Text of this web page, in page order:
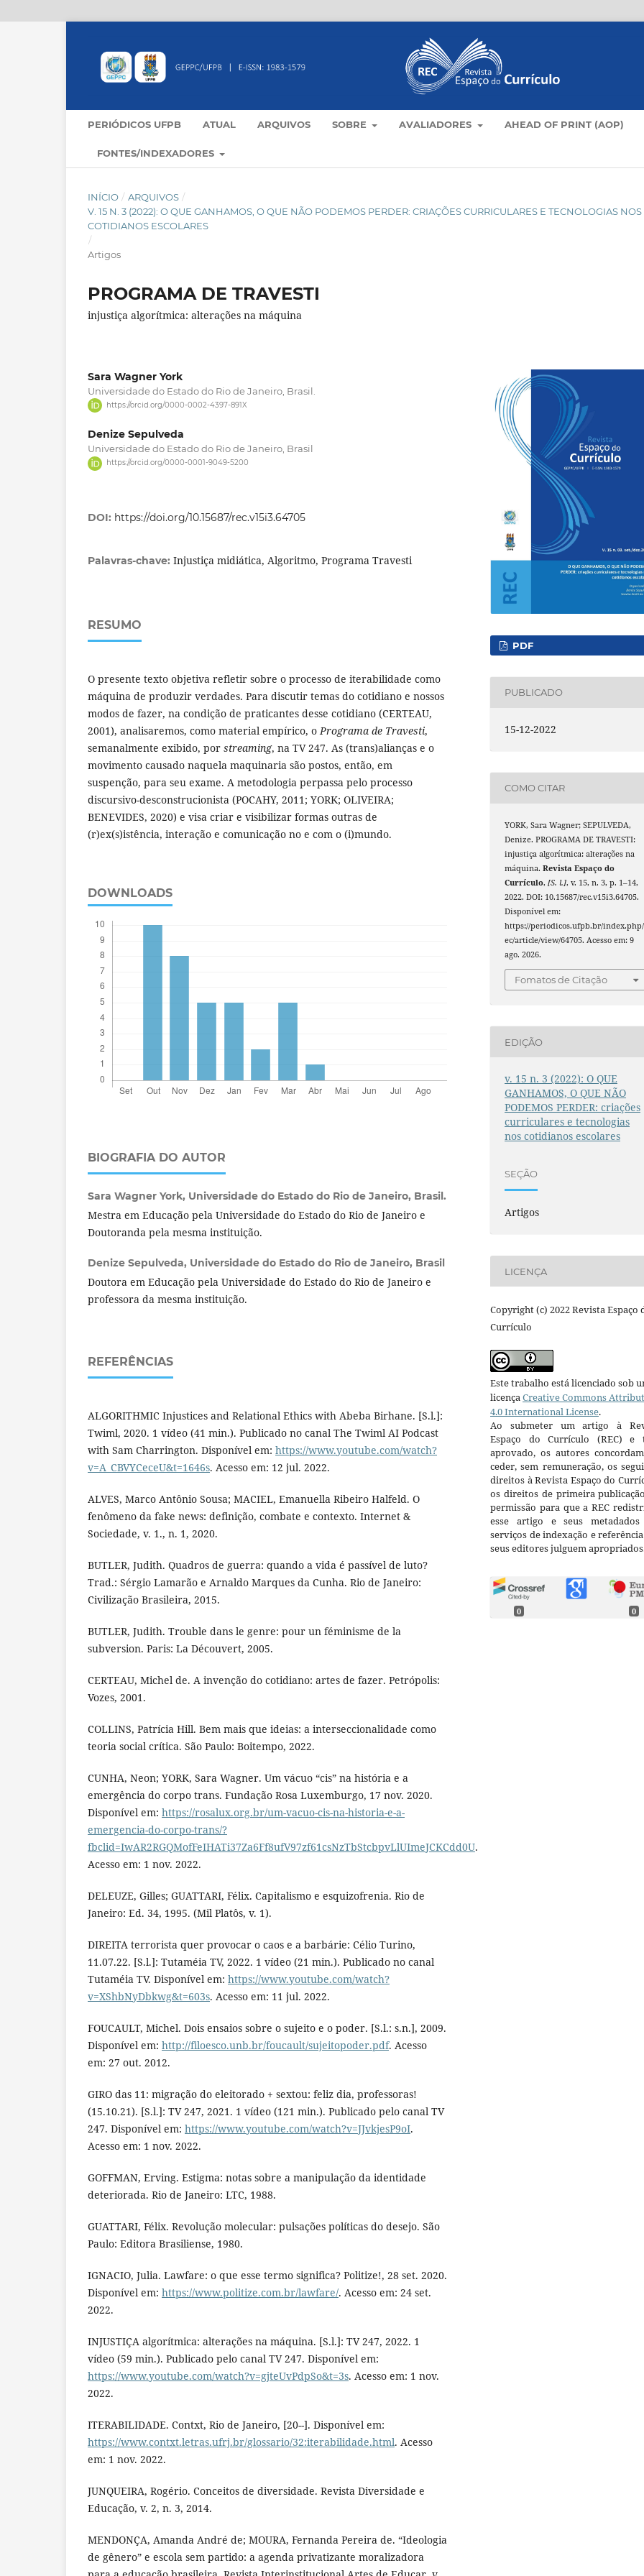
PERIÓDICOS UFPB ATUAL ARQUIVOS SOBRE AVALIADORES AHEAD OF PRINT (AOP)
FONTES/INDEXADORES
INÍCIO / ARQUIVOS /
V. 15 N. 3 (2022): O QUE GANHAMOS, O QUE NÃO PODEMOS PERDER: CRIAÇÕES CURRICULARES E TECNOLOGIAS NOS
COTIDIANOS ESCOLARES
/
Artigos
PROGRAMA DE TRAVESTI
injustiça algorítmica: alterações na máquina
Sara Wagner York
Universidade do Estado do Rio de Janeiro, Brasil.
https://orcid.org/0000-0002-4397-891X
Denize Sepulveda
Universidade do Estado do Rio de Janeiro, Brasil
https://orcid.org/0000-0001-9049-5200
DOI: https://doi.org/10.15687/rec.v15i3.64705
Palavras-chave: Injustiça midiática, Algoritmo, Programa Travesti
RESUMO
O presente texto objetiva refletir sobre o processo de iterabilidade como
máquina de produzir verdades. Para discutir temas do cotidiano e nossos
modos de fazer, na condição de praticantes desse cotidiano (CERTEAU,
2001), analisaremos, como material empírico, o Programa de Travesti,
semanalmente exibido, por streaming, na TV 247. As (trans)alianças e o
movimento causado naquela maquinaria são postos, então, em
suspenção, para seu exame. A metodologia perpassa pelo processo
discursivo-desconstrucionista (POCAHY, 2011; YORK; OLIVEIRA;
BENEVIDES, 2020) e visa criar e visibilizar formas outras de
(r)ex(s)istência, interação e comunicação no e com o (i)mundo.
DOWNLOADS
BIOGRAFIA DO AUTOR
Sara Wagner York, Universidade do Estado do Rio de Janeiro, Brasil.
Mestra em Educação pela Universidade do Estado do Rio de Janeiro e
Doutoranda pela mesma instituição.
Denize Sepulveda, Universidade do Estado do Rio de Janeiro, Brasil
Doutora em Educação pela Universidade do Estado do Rio de Janeiro e
professora da mesma instituição.
REFERÊNCIAS
ALGORITHMIC Injustices and Relational Ethics with Abeba Birhane. [S.l.]:
Twiml, 2020. 1 vídeo (41 min.). Publicado no canal The Twiml AI Podcast
with Sam Charrington. Disponível em: https://www.youtube.com/watch?
v=A_CBVYCeceU&t=1646s. Acesso em: 12 jul. 2022.
ALVES, Marco Antônio Sousa; MACIEL, Emanuella Ribeiro Halfeld. O
fenômeno da fake news: definição, combate e contexto. Internet &
Sociedade, v. 1., n. 1, 2020.
BUTLER, Judith. Quadros de guerra: quando a vida é passível de luto?
Trad.: Sérgio Lamarão e Arnaldo Marques da Cunha. Rio de Janeiro:
Civilização Brasileira, 2015.
BUTLER, Judith. Trouble dans le genre: pour un féminisme de la
subversion. Paris: La Découvert, 2005.
CERTEAU, Michel de. A invenção do cotidiano: artes de fazer. Petrópolis:
Vozes, 2001.
COLLINS, Patrícia Hill. Bem mais que ideias: a interseccionalidade como
teoria social crítica. São Paulo: Boitempo, 2022.
CUNHA, Neon; YORK, Sara Wagner. Um vácuo “cis” na história e a
emergência do corpo trans. Fundação Rosa Luxemburgo, 17 nov. 2020.
Disponível em: https://rosalux.org.br/um-vacuo-cis-na-historia-e-a-
emergencia-do-corpo-trans/?
fbclid=IwAR2RGQMofFeIHATi37Za6Ff8ufV97zf61csNzTbStcbpvLlUImeJCKCdd0U.
Acesso em: 1 nov. 2022.
DELEUZE, Gilles; GUATTARI, Félix. Capitalismo e esquizofrenia. Rio de
Janeiro: Ed. 34, 1995. (Mil Platôs, v. 1).
DIREITA terrorista quer provocar o caos e a barbárie: Célio Turino,
11.07.22. [S.l.]: Tutaméia TV, 2022. 1 vídeo (21 min.). Publicado no canal
Tutaméia TV. Disponível em: https://www.youtube.com/watch?
v=XShbNyDbkwg&t=603s. Acesso em: 11 jul. 2022.
FOUCAULT, Michel. Dois ensaios sobre o sujeito e o poder. [S.l.: s.n.], 2009.
Disponível em: http://filoesco.unb.br/foucault/sujeitopoder.pdf. Acesso
em: 27 out. 2012.
GIRO das 11: migração do eleitorado + sextou: feliz dia, professoras!
(15.10.21). [S.l.]: TV 247, 2021. 1 vídeo (121 min.). Publicado pelo canal TV
247. Disponível em: https://www.youtube.com/watch?v=JJvkjesP9oI.
Acesso em: 1 nov. 2022.
GOFFMAN, Erving. Estigma: notas sobre a manipulação da identidade
deteriorada. Rio de Janeiro: LTC, 1988.
GUATTARI, Félix. Revolução molecular: pulsações políticas do desejo. São
Paulo: Editora Brasiliense, 1980.
IGNACIO, Julia. Lawfare: o que esse termo significa? Politize!, 28 set. 2020.
Disponível em: https://www.politize.com.br/lawfare/. Acesso em: 24 set.
2022.
INJUSTIÇA algorítmica: alterações na máquina. [S.l.]: TV 247, 2022. 1
vídeo (59 min.). Publicado pelo canal TV 247. Disponível em:
https://www.youtube.com/watch?v=gjteUvPdpSo&t=3s. Acesso em: 1 nov.
2022.
ITERABILIDADE. Contxt, Rio de Janeiro, [20--]. Disponível em:
https://www.contxt.letras.ufrj.br/glossario/32:iterabilidade.html. Acesso
em: 1 nov. 2022.
JUNQUEIRA, Rogério. Conceitos de diversidade. Revista Diversidade e
Educação, v. 2, n. 3, 2014.
MENDONÇA, Amanda André de; MOURA, Fernanda Pereira de. “Ideologia
de gênero” e escola sem partido: a agenda privatizante moralizadora
PDF
PUBLICADO
15-12-2022
COMO CITAR
YORK, Sara Wagner; SEPULVEDA,
Denize. PROGRAMA DE TRAVESTI:
injustiça algorítmica: alterações na
máquina.Revista Espaço do
Currículo,[S. l.], v. 15, n. 3, p. 1–14,
2022. DOI: 10.15687/rec.v15i3.64705.
Disponível em:
https://periodicos.ufpb.br/
ec/article/view/64705. Acesso em: 9
ago. 2026.
Fomatos de Citação
EDIÇÃO
v. 15 n. 3 (2022): O QUE
GANHAMOS, O QUE NÃO
PODEMOS PERDER: criações
curriculares e tecnologias
nos cotidianos escolares
SEÇÃO
Artigos
LICENÇA
Copyright (c) 2022 Revista Espaço
Currículo
Este trabalho está licenciado sob
licençaCreative Commons
4.0 International License.
Ao submeter um artigo à
Espaço do Currículo (REC) e
aprovado, os autores
ceder, sem remuneração, os
direitos à Revista Espaço do
os direitos de primeira
permissão para que a REC
esse artigo e seus metadados
serviços de indexação e
seus editores julguem
0 0